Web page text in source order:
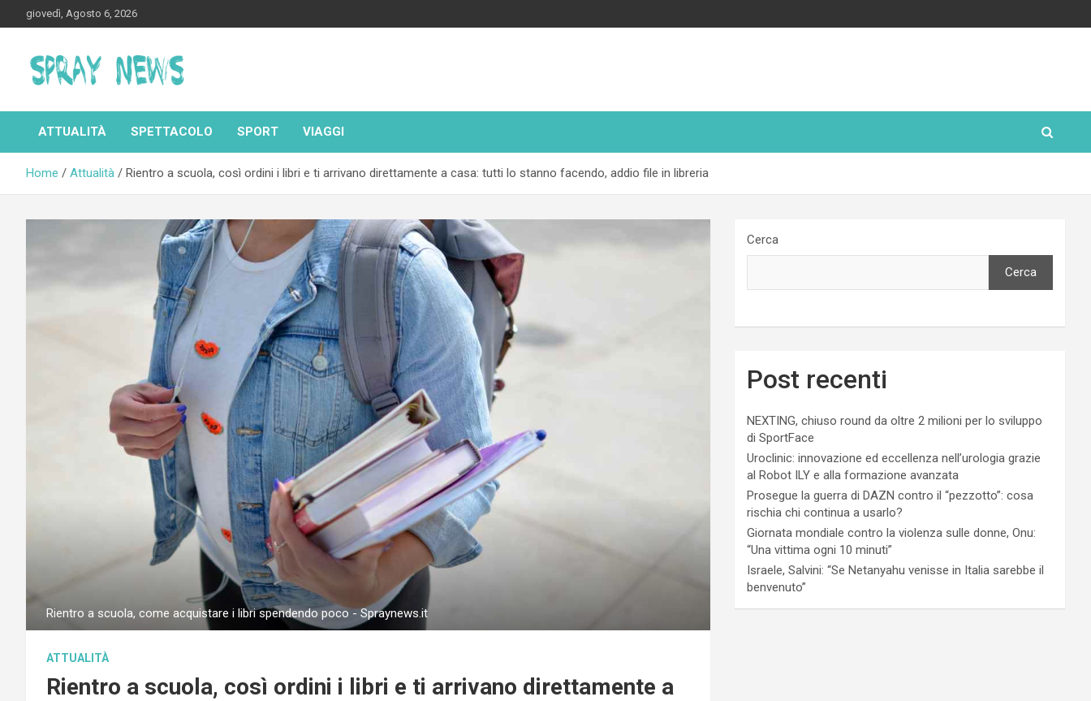
to
giovedì, Agosto 6, 2026
Spraynews.it
ATTUALITÀ SPETTACOLO SPORT VIAGGI
Home Attualità Rientro a scuola, così ordini i libri e ti arrivano direttamente a casa: tutti lo stanno facendo, addio file in libreria
Rientro a scuola, come acquistare i libri spendendo poco - Spraynews.it
ATTUALITÀ
Rientro a scuola, così ordini i libri e ti arrivano direttamente a
Cerca
Cerca
Post recenti
NEXTING, chiuso round da oltre 2 milioni per lo sviluppo
di SportFace
Uroclinic: innovazione ed eccellenza nell’urologia grazie
al Robot ILY e alla formazione avanzata
Prosegue la guerra di DAZN contro il “pezzotto”: cosa
rischia chi continua a usarlo?
Giornata mondiale contro la violenza sulle donne, Onu:
“Una vittima ogni 10 minuti”
Israele, Salvini: “Se Netanyahu venisse in Italia sarebbe il
benvenuto”